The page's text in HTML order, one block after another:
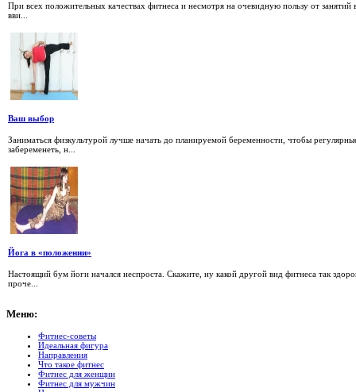
При всех положительных качествах фитнеса и несмотря на очевидную пользу от
вви...
Ваш выбор
Заниматься физкультурой лучше начать до планируемой беременности, чтобы
забеременеть, н...
Йога в «положении»
Настоящий бум йоги начался неспроста. Скажите, ну какой другой вид фитнеса так
проче...
Меню:
Фитнес-советы
Идеальная фигура
Направления
Что такое фитнес
Фитнес для женщин
Фитнес для мужчин